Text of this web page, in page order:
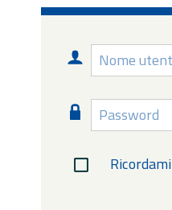
Nome
utente
Password
Ricordami